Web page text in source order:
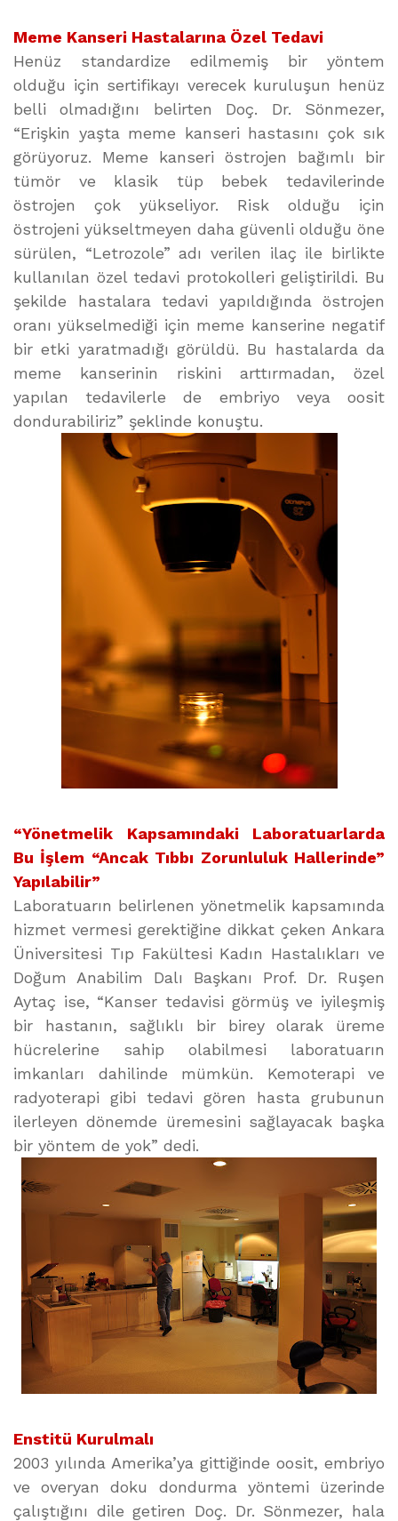
Meme Kanseri Hastalarına Özel Tedavi
Henüz standardize edilmemiş bir yöntem
olduğu için sertifikayı verecek kuruluşun henüz
belli olmadığını belirten Doç. Dr. Sönmezer,
“Erişkin yaşta meme kanseri hastasını çok sık
görüyoruz. Meme kanseri östrojen bağımlı bir
tümör ve klasik tüp bebek tedavilerinde
östrojen çok yükseliyor. Risk olduğu için
östrojeni yükseltmeyen daha güvenli olduğu öne
sürülen, “Letrozole” adı verilen ilaç ile birlikte
kullanılan özel tedavi protokolleri geliştirildi. Bu
şekilde hastalara tedavi yapıldığında östrojen
oranı yükselmediği için meme kanserine negatif
bir etki yaratmadığı görüldü. Bu hastalarda da
meme kanserinin riskini arttırmadan, özel
yapılan tedavilerle de embriyo veya oosit
dondurabiliriz” şeklinde konuştu.
“Yönetmelik Kapsamındaki Laboratuarlarda
Bu İşlem “Ancak Tıbbı Zorunluluk Hallerinde”
Yapılabilir”
Laboratuarın belirlenen yönetmelik kapsamında
hizmet vermesi gerektiğine dikkat çeken Ankara
Üniversitesi Tıp Fakültesi Kadın Hastalıkları ve
Doğum Anabilim Dalı Başkanı Prof. Dr. Ruşen
Aytaç ise, “Kanser tedavisi görmüş ve iyileşmiş
bir hastanın, sağlıklı bir birey olarak üreme
hücrelerine sahip olabilmesi laboratuarın
imkanları dahilinde mümkün. Kemoterapi ve
radyoterapi gibi tedavi gören hasta grubunun
ilerleyen dönemde üremesini sağlayacak başka
bir yöntem de yok” dedi.
Enstitü Kurulmalı
2003 yılında Amerika’ya gittiğinde oosit, embriyo
ve overyan doku dondurma yöntemi üzerinde
çalıştığını dile getiren Doç. Dr. Sönmezer, hala